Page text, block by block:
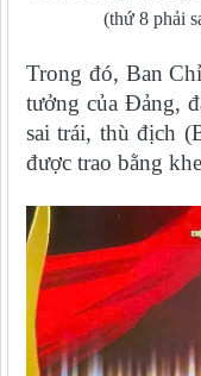
(thứ 8 phải
Trong đó, Ban
tưởng của Đảng,
sai trái, thù địch
được trao bằng